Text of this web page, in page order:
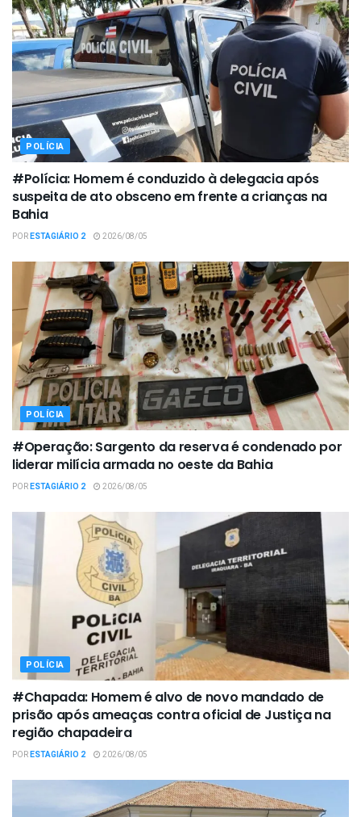
POLÍCIA
#Polícia: Homem é conduzido à delegacia após
suspeita de ato obsceno em frente a crianças na
Bahia
PORESTAGIÁRIO 2 2026/08/05
POLÍCIA
#Operação: Sargento da reserva é condenado por
liderar milícia armada no oeste da Bahia
PORESTAGIÁRIO 2 2026/08/05
POLÍCIA
#Chapada: Homem é alvo de novo mandado de
prisão após ameaças contra oficial de Justiça na
região chapadeira
PORESTAGIÁRIO 2 2026/08/05